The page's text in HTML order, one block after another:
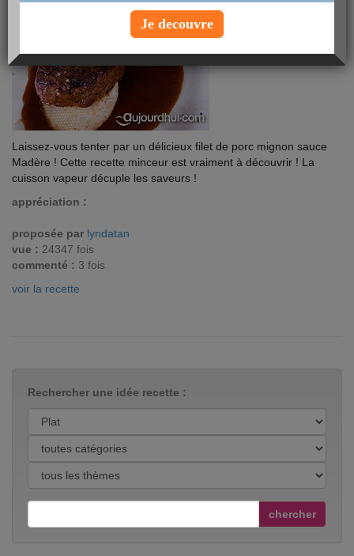
Laissez-vous tenter par un délicieux filet de porc mignon sauce
Madère ! Cette recette minceur est vraiment à découvrir ! La
cuisson vapeur décuple les saveurs !
appréciation :
proposée par lyndatan
vue : 24347 fois
commenté : 3 fois
voir la recette
Rechercher une idée recette :
chercher
Je decouvre